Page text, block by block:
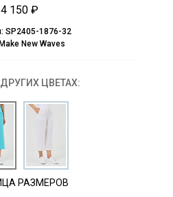
4 150 ₽
SP2405-1876-32
Make New Waves
ЦВЕТАХ:
РАЗМЕРОВ